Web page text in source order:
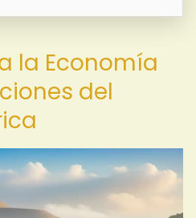
la Economía
del